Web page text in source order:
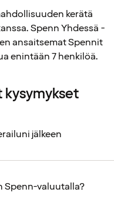
kerätä
Spenn Yhdessä -
ansaitsemat Spennit
enintään 7 henkilöä.
kysymykset
jälkeen
Spenn-valuutalla?